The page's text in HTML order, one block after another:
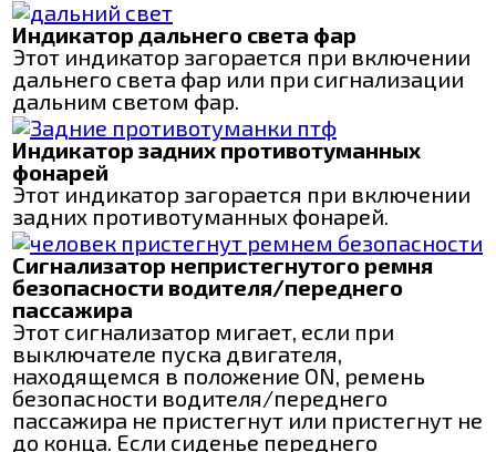
Индикатор дальнего света фар
Этот индикатор загорается при включении
дальнего света фар или при сигнализации
дальним светом фар.
Индикатор задних противотуманных
фонарей
Этот индикатор загорается при включении
задних противотуманных фонарей.
Сигнализатор непристегнутого ремня
безопасности водителя/переднего
пассажира
Этот сигнализатор мигает, если при
выключателе пуска двигателя,
находящемся в положение ON, ремень
безопасности водителя/переднего
пассажира не пристегнут или пристегнут не
до конца. Если сиденье переднего